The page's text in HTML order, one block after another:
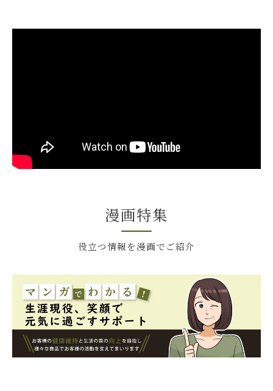
漫画特集
役立つ情報を漫画でご紹介